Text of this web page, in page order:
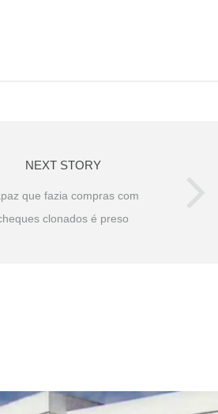
NEXT STORY
que fazia compras com
clonados é preso